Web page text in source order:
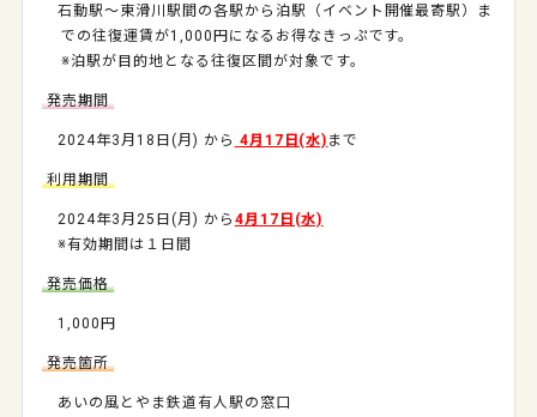
石動駅～東滑川駅間の各駅から泊駅（イベント開催最寄駅）ま
での往復運賃が1,000円になるお得なきっぷです。
※泊駅が目的地となる往復区間が対象です。
発売期間
2024年3月18日(月) から 4月17日(水) まで
利用期間
2024年3月25日(月) から 4月17日(水)
※有効期間は１日間
発売価格
1,000円
発売箇所
あいの風とやま鉄道有人駅の窓口